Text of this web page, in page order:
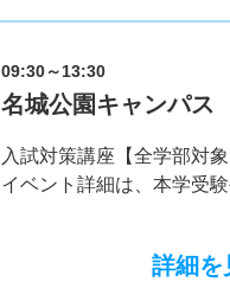
09:30～13:30
名城公園キャンパス
入試対策講座【全学部対象
イベント詳細は、本学受
詳細を